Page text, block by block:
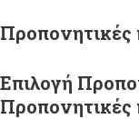
Προπονητικές
Επιλογή
Προπονητικές